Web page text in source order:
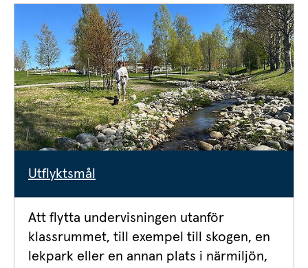
Utflyktsmål
Att flytta undervisningen utanför
klassrummet, till exempel till skogen, en
lekpark eller en annan plats i närmiljön,